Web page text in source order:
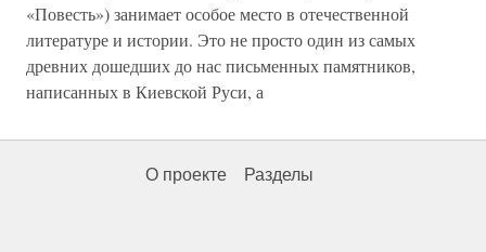
«Повесть») занимает особое место в отечественной
литературе и истории. Это не просто один из самых
древних дошедших до нас письменных памятников,
написанных в Киевской Руси, а
О проекте Разделы